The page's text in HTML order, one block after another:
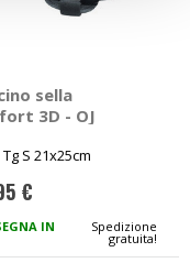
sella
3D - OJ
S 21x25cm
€
IN Spedizione
gratuita!